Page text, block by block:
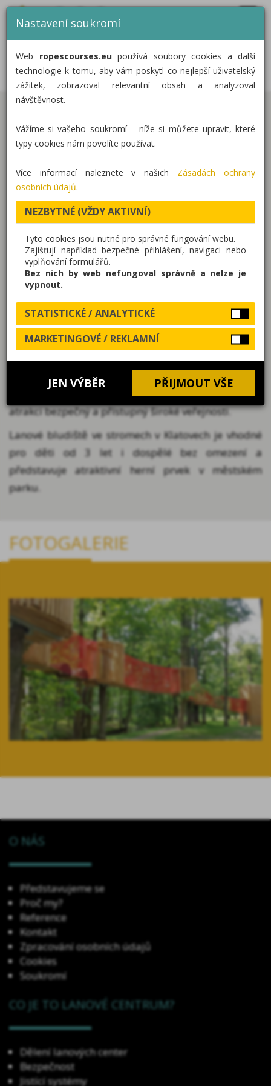
KATEGORIE
KONTAKT
3D LANOVÉ BLUDIŠTĚ VE
STROMECH, KLATOVY
atraktivní lanové bludiště ve stromech, které nabízí
zábavu, pohyb i dobrodružství pro děti i dospělé.
Atrakce je navržena jako bezpečné lanové centrum
bez nutnosti použití lezeckého vybavení (úvazky,
karabiny, lana).
překážek a tras ve výšce, které umožňují volný
pohyb, opakované zdolávání i předbíhání. Díky
tomu si každý může zvolit vlastní tempo a způsob
průchodu celou konstrukcí.
Projít se mezi stromy, hledat správnou cestu a
objevovat jednotlivé části bludiště. Toto prostorové
3D bludiště přináší nové výzvy a přirozeně rozvíjí
rovnováhu, koordinaci i odvahu. Díky ochranným
sítím instalovaným ze všech stran je pohyb po
atrakci bezpečný a přístupný široké veřejnosti.
Lanové bludiště ve stromech v Klatovech je vhodné
pro děti od 3 let i dospělé bez omezení a
představuje atraktivní herní prvek v městském
parku.
FOTOGALERIE
O NÁS
Představujeme se
Proč my?
Reference
Kontakt
Zpracování osobních údajů
Cookies
Soukromí
CO JE TO LANOVÉ CENTRUM?
Dělení lanových center
Bezpečnost
Jistící systémy
Nastavení soukromí
Web ropescourses.eupoužívá soubory cookies a další
technologie k tomu, aby vám poskytl co nejlepší uživatelský
zážitek, zobrazoval relevantní obsah a analyzoval
návštěvnost.
Vážíme si vašeho soukromí – níže si můžete upravit, které
typy cookies nám povolíte používat.
Více informací naleznete v našich Zásadách ochrany
osobních údajů.
NEZBYTNÉ (VŽDY AKTIVNÍ)
Tyto cookies jsou nutné pro správné fungování webu.
Zajišťují například bezpečné přihlášení, navigaci nebo
vyplňování formulářů.
Bez nich by web nefungoval správně a nelze je
vypnout.
STATISTICKÉ / ANALYTICKÉ
MARKETINGOVÉ / REKLAMNÍ
JEN VÝBĚR PŘIJMOUT VŠE